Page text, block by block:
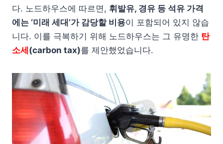
다. 노드하우스에 따르면, 휘발유, 경유 등 석유 가격
에는 ‘미래 세대’가 감당할 비용이 포함되어 있지 않습
니다. 이를 극복하기 위해 노드하우스는 그 유명한 탄
소세(carbon tax)를 제안했었습니다.